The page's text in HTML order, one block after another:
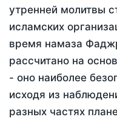
утренней молитвы
исламских
время намаза
рассчитано на
- оно наиболее
исходя из
разных частях